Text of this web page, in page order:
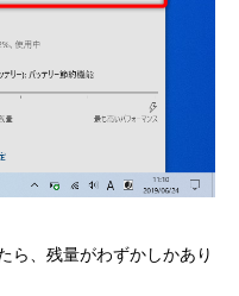
ら、残量がわずかしかあり